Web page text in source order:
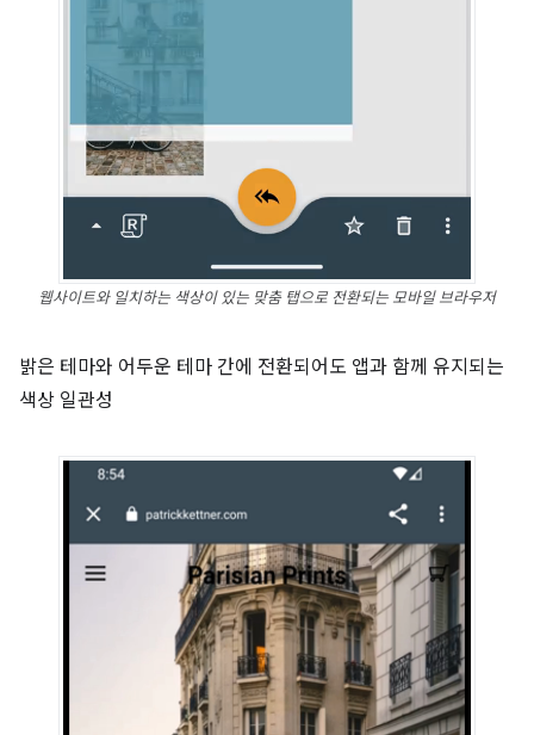
웹사이트와 일치하는 색상이 있는 맞춤 탭으로 전환되는 모바일 브라우저
밝은 테마와 어두운 테마 간에 전환되어도 앱과 함께 유지되는
색상 일관성